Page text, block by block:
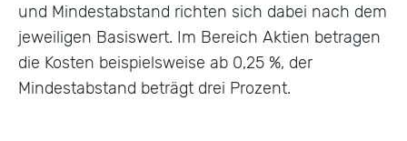
und Mindestabstand richten sich dabei nach dem
jeweiligen Basiswert. Im Bereich Aktien betragen
die Kosten beispielsweise ab 0,25 %, der
Mindestabstand beträgt drei Prozent.